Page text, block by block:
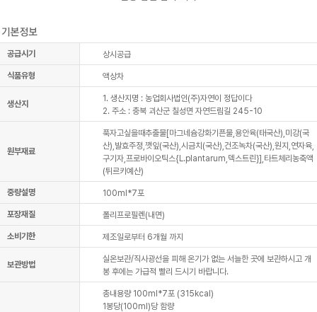
공급시기 상시공급
식품유형 액상차
생산지
1. 생산지명 : 농업회사법인(주)자연이 정답이다
2. 주소 : 충북 괴산군 칠성면 자연드림길 245-10
원부재료
푹자고싶을때추출물[마그네슘강화기픈물,용안육(태국산),미강(국
산),발효주정,깻잎(국산),시금치(국산),건조녹차(국산),원지,연자육,
구기자,프로바이오틱스{L.plantarum,덱스트린}],타트체리농축액
(튀르키예산)
중량설명 100ml*7포
포장재질 폴리프로필렌(내면)
소비기한 제조일로부터 6개월 까지
보관방법
실온보관/직사광선을 피해 온기가 없는 서늘한 곳에 보관하시고 개
봉 후에는 가급적 빨리 드시기 바랍니다.
총내용량 100ml*7포 (315kcal)
1봉당(100ml)당 함량